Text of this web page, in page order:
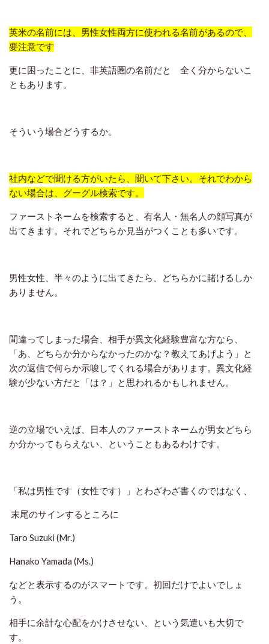
英米の名前には、男性女性両方に使われる名前があるので、
要注意です
更に困ったことに、非英語圏の名前だと 全く分からないこ
ともあります。
そういう場合どうするか。
社内などで聞ける方がいたら、聞いて下さい。それでわから
ない場合は、グーグル検索です。
ファーストネームを検索すると、有名人・無名人の顔写真が
出てきます。それでどちらか見当がつくことも多いです。
男性女性、半々のように出てきたら、どちらかに賭けるしか
ありません。
間違ってしまった場合、相手が異文化経験豊富な方なら、
「あ、どちらか分からなかったのかな？教えてあげよう」と
次の返信で何らか示唆してくれる場合があります。異文化経
験が少ない方だと「は？」と思われるかもしれません。
逆の立場でいえば、日本人のファーストネームが男女どちら
か分かってもらえない、ということもあるわけです。
「私は男性です（女性です）」とわざわざ書くのではなく、
末尾のサインするところに
Taro Suzuki (Mr.)
Hanako Yamada (Ms.)
などと表示するのがスマートです。初回だけでよいでしょ
う。
相手に余計な心配をかけさせない、という気遣いも大切で
す。